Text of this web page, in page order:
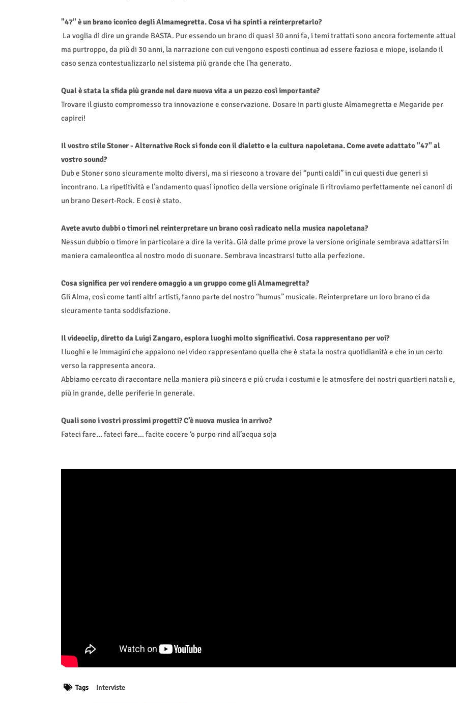
"47" è un brano iconico degli Almamegretta. Cosa vi ha spinti a reinterpretarlo?
La voglia di dire un grande BASTA. Pur essendo un brano di quasi 30 anni fa, i temi trattati sono ancora fortemente
ma purtroppo, da più di 30 anni, la narrazione con cui vengono esposti continua ad essere faziosa e miope, isolando il
caso senza contestualizzarlo nel sistema più grande che l'ha generato.
Qual è stata la sfida più grande nel dare nuova vita a un pezzo così importante?
Trovare il giusto compromesso tra innovazione e conservazione. Dosare in parti giuste Almamegretta e Megaride per
capirci!
Il vostro stile Stoner - Alternative Rock si fonde con il dialetto e la cultura napoletana. Come avete adattato "47" al
vostro sound?
Dub e Stoner sono sicuramente molto diversi, ma si riescono a trovare dei “punti caldi” in cui questi due generi si
incontrano. La ripetitività e l’andamento quasi ipnotico della versione originale li ritroviamo perfettamente nei canoni di
un brano Desert-Rock. E cosi è stato.
Avete avuto dubbi o timori nel reinterpretare un brano così radicato nella musica napoletana?
Nessun dubbio o timore in particolare a dire la verità. Già dalle prime prove la versione originale sembrava adattarsi in
maniera camaleontica al nostro modo di suonare. Sembrava incastrarsi tutto alla perfezione.
Cosa significa per voi rendere omaggio a un gruppo come gli Almamegretta?
Gli Alma, così come tanti altri artisti, fanno parte del nostro “humus” musicale. Reinterpretare un loro brano ci da
sicuramente tanta soddisfazione.
Il videoclip, diretto da Luigi Zangaro, esplora luoghi molto significativi. Cosa rappresentano per voi?
I luoghi e le immagini che appaiono nel video rappresentano quella che è stata la nostra quotidianità e che in un certo
verso la rappresenta ancora.
Abbiamo cercato di raccontare nella maniera più sincera e più cruda i costumi e le atmosfere dei nostri quartieri natali e,
più in grande, delle periferie in generale.
Quali sono i vostri prossimi progetti? C’è nuova musica in arrivo?
Fateci fare… fateci fare… facite cocere ‘o purpo rind all’acqua soja
Tags Interviste